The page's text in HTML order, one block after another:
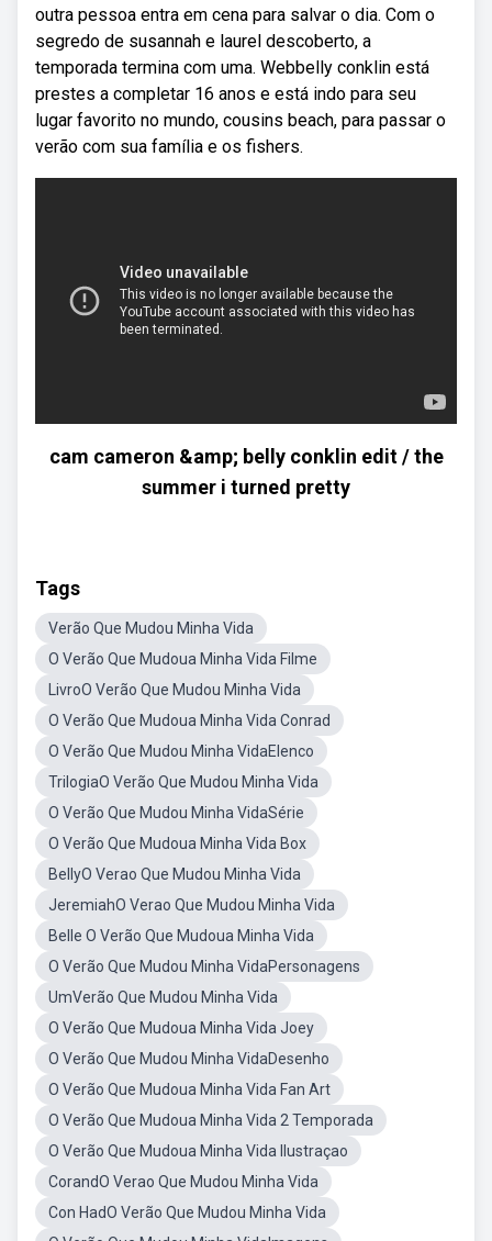
outra pessoa entra em cena para salvar o dia. Com o
segredo de susannah e laurel descoberto, a
temporada termina com uma. Webbelly conklin está
prestes a completar 16 anos e está indo para seu
lugar favorito no mundo, cousins beach, para passar o
verão com sua família e os fishers.
cam cameron &amp; belly conklin edit / the
summer i turned pretty
Tags
Verão Que Mudou Minha Vida
O Verão Que Mudoua Minha Vida Filme
LivroO Verão Que Mudou Minha Vida
O Verão Que Mudoua Minha Vida Conrad
O Verão Que Mudou Minha VidaElenco
TrilogiaO Verão Que Mudou Minha Vida
O Verão Que Mudou Minha VidaSérie
O Verão Que Mudoua Minha Vida Box
BellyO Verao Que Mudou Minha Vida
JeremiahO Verao Que Mudou Minha Vida
Belle O Verão Que Mudoua Minha Vida
O Verão Que Mudou Minha VidaPersonagens
UmVerão Que Mudou Minha Vida
O Verão Que Mudoua Minha Vida Joey
O Verão Que Mudou Minha VidaDesenho
O Verão Que Mudoua Minha Vida Fan Art
O Verão Que Mudoua Minha Vida 2 Temporada
O Verão Que Mudoua Minha Vida Ilustraçao
CorandO Verao Que Mudou Minha Vida
Con HadO Verão Que Mudou Minha Vida